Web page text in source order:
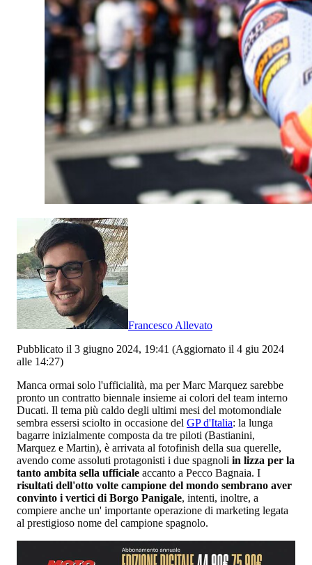
Francesco Allevato
Pubblicato il 3 giugno 2024, 19:41 (Aggiornato il 4 giu 2024
alle 14:27)
Manca ormai solo l'ufficialità, ma per Marc Marquez sarebbe
pronto un contratto biennale insieme ai colori del team interno
Ducati. Il tema più caldo degli ultimi mesi del motomondiale
sembra essersi sciolto in occasione del GP d'Italia: la lunga
bagarre inizialmente composta da tre piloti (Bastianini,
Marquez e Martin), è arrivata al fotofinish della sua querelle,
avendo come assoluti protagonisti i due spagnoli in lizza per la
tanto ambita sella ufficiale accanto a Pecco Bagnaia. I
risultati dell'otto volte campione del mondo sembrano aver
convinto i vertici di Borgo Panigale, intenti, inoltre, a
compiere anche un' importante operazione di marketing legata
al prestigioso nome del campione spagnolo.